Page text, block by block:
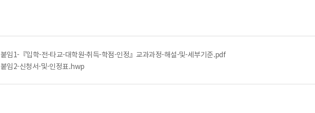
붙임1-『입학-전-타교-대학원-취득-학점-인정』교과과정-해설-및-세부기준.pdf
붙임2-신청서-및-인정표.hwp